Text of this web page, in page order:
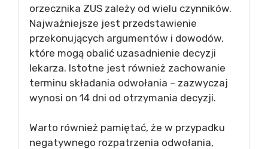
orzecznika ZUS zależy od wielu czynników.
Najważniejsze jest przedstawienie
przekonujących argumentów i dowodów,
które mogą obalić uzasadnienie decyzji
lekarza. Istotne jest również zachowanie
terminu składania odwołania – zazwyczaj
wynosi on 14 dni od otrzymania decyzji.
Warto również pamiętać, że w przypadku
negatywnego rozpatrzenia odwołania,